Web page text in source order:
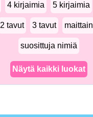
4 kirjaimia 5 kirjaimia
2 tavut 3 tavut maittain
suosittuja nimiä
Näytä kaikki luokat